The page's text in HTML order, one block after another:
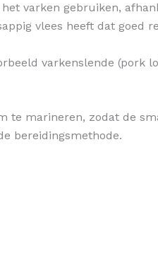
varken gebruiken,
vlees heeft dat goed
varkenslende (pork
te marineren, zodat de
bereidingsmethode.